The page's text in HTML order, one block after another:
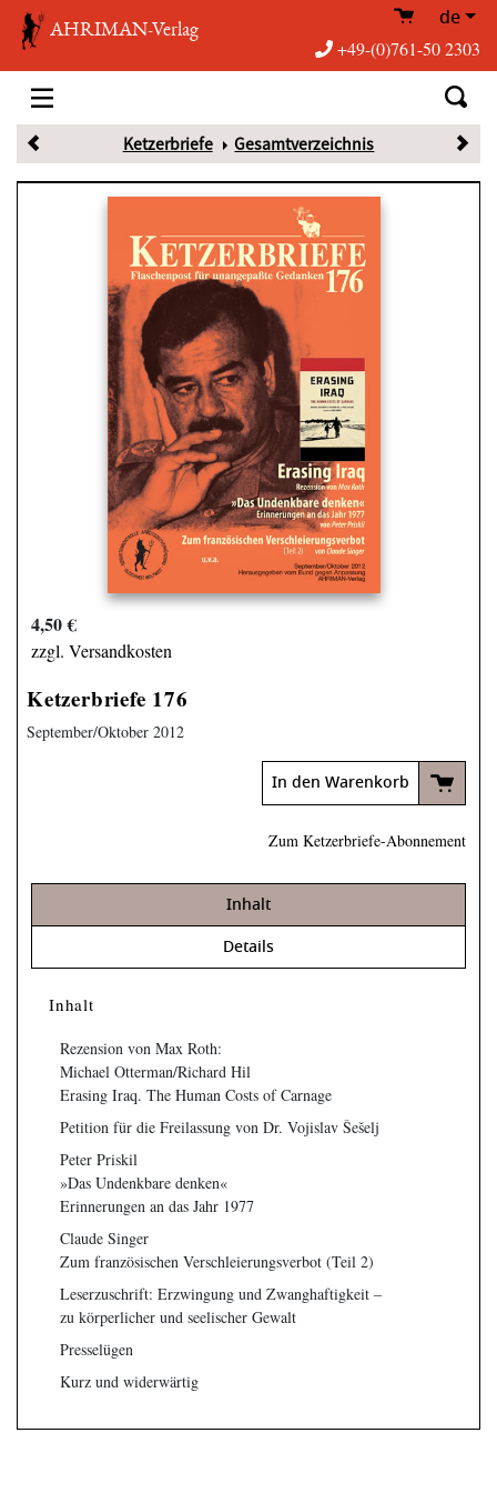
AHRIMAN-Verlag de
+49-(0)761-50 2303
Ketzerbriefe Gesamtverzeichnis
4,50 €
zzgl. Versandkosten
Ketzerbriefe 176
September/Oktober 2012
In den Warenkorb
Zum Ketzerbriefe-Abonnement
Inhalt
Details
Inhalt
Rezension von Max Roth:
Michael Otterman/Richard Hil
Erasing Iraq. The Human Costs of Carnage
Petition für die Freilassung von Dr. Vojislav Šešelj
Peter Priskil
»Das Undenkbare denken«
Erinnerungen an das Jahr 1977
Claude Singer
Zum französischen Verschleierungsverbot (Teil 2)
Leserzuschrift: Erzwingung und Zwanghaftigkeit –
zu körperlicher und seelischer Gewalt
Presselügen
Kurz und widerwärtig